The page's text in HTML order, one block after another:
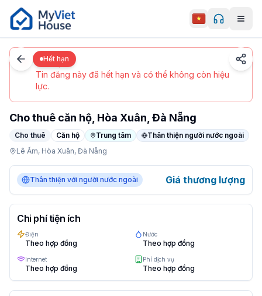
Hết hạn
Trang chủ
Đà Nẵng
Chi tiết
Hết hạn
Tin đăng này đã hết hạn và có thể không còn hiệu
lực.
Cho thuê căn hộ, Hòa Xuân, Đà Nẵng
Cho thuê Căn hộ Trung tâm
Thân thiện người nước ngoài
Lê Ấm, Hòa Xuân, Đà Nẵng
Apartment tại Đà Nẵng, Hòa Xuân. Giá Negotiable/
Thân thiện với người nước ngoài Giá thương lượng
Chi phí tiện ích
Điện
Theo hợp đồng
Nước
Theo hợp đồng
Internet
Theo hợp đồng
Phí dịch vụ
Theo hợp đồng